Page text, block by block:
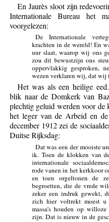
En Jaurès sloot zijn
Internationale Bureau het
voorgelezen:
De Internationale
krachten in de wereld! En
uur slaat, waarop wij ons
zou dit bewustzijn ons
oppervlakkig gesproken,
wezen verklaren wij, dat wij
Het was als een heilige
blik naar de Domkerk van
plechtig geluid werden voor de
het leger van de Arbeid en
december 1912 zei de
Duitse Rijksdag:
Dat was een der mooiste
ik. Toen de klokken van
internationale
rode vanen in het kerkkoor
en toen orgeltonen de
begroetten, die de vrede
zeker een indruk gewekt,
zich hier voltrekt moest
massa’s houden op
zijn. Dat is nieuw in de